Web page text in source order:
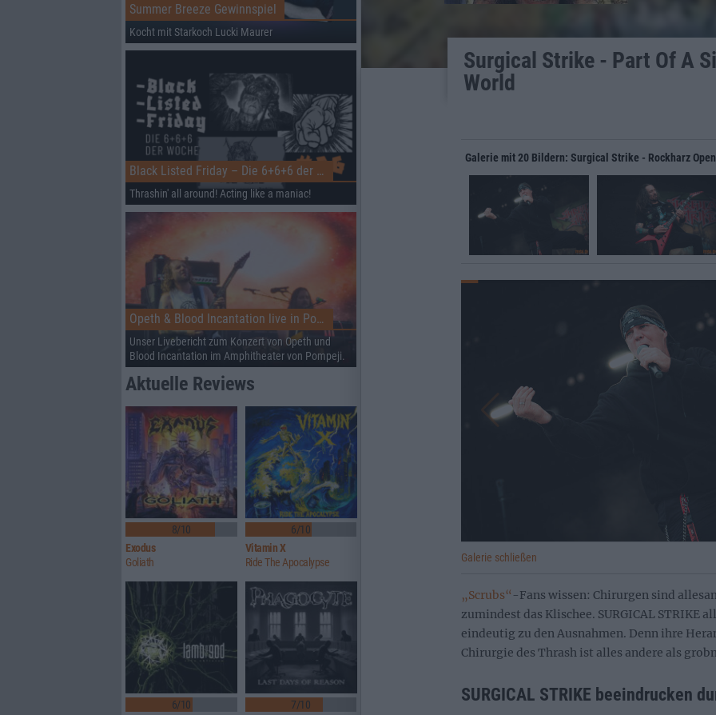
Surgical Strike - Part Of A
World
Galerie mit 20 Bildern: Surgical Strike - Rockharz
Galerie schließen
„Scrubs“ -Fans wissen: Chirurgen sind
zumindest das Klischee. SURGICAL STRIKE
eindeutig zu den Ausnahmen. Denn ihre
Chirurgie des Thrash ist alles andere als
SURGICAL STRIKE beeindrucken
Summer Breeze Gewinnspiel
Kocht mit Starkoch Lucki Maurer
Black Listed Friday – Die 6+6+6 der Woche
Thrashin' all around! Acting like a maniac!
Opeth & Blood Incantation live in Pompeji
Unser Livebericht zum Konzert von Opeth und
Blood Incantation im Amphitheater von Pompeji.
Aktuelle Reviews
8/10
Exodus
Goliath
6/10
Vitamin X
Ride The Apocalypse
6/10
7/10